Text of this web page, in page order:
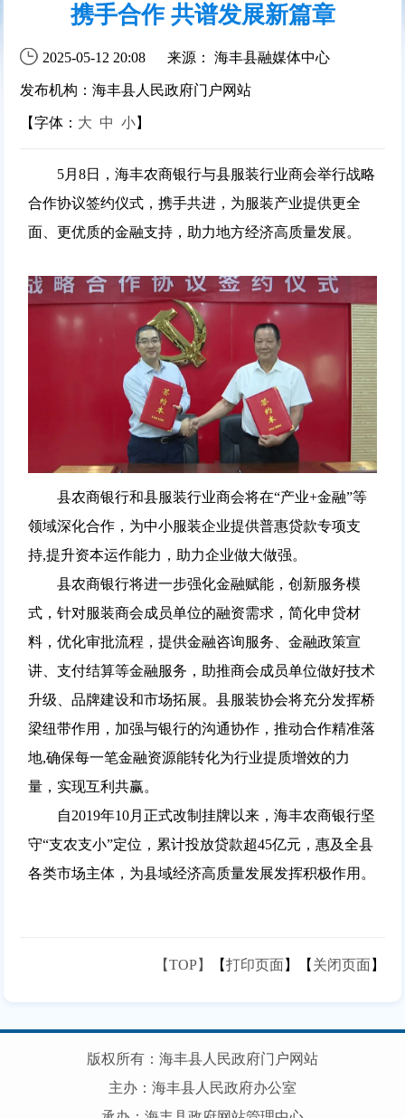
携手合作 共谱发展新篇章
2025-05-12 20:08 来源： 海丰县融媒体中心
发布机构：海丰县人民政府门户网站
【字体： 大 中 小】
5月8日，海丰农商银行与县服装行业商会举行战略
合作协议签约仪式，携手共进，为服装产业提供更全
面、更优质的金融支持，助力地方经济高质量发展。
县农商银行和县服装行业商会将在“产业+金融”等
领域深化合作，为中小服装企业提供普惠贷款专项支
持,提升资本运作能力，助力企业做大做强。
县农商银行将进一步强化金融赋能，创新服务模
式，针对服装商会成员单位的融资需求，简化申贷材
料，优化审批流程，提供金融咨询服务、金融政策宣
讲、支付结算等金融服务，助推商会成员单位做好技术
升级、品牌建设和市场拓展。县服装协会将充分发挥桥
梁纽带作用，加强与银行的沟通协作，推动合作精准落
地,确保每一笔金融资源能转化为行业提质增效的力
量，实现互利共赢。
自2019年10月正式改制挂牌以来，海丰农商银行坚
守“支农支小”定位，累计投放贷款超45亿元，惠及全县
各类市场主体，为县域经济高质量发展发挥积极作用。
【TOP】 【打印页面】【 关闭页面】
版权所有：海丰县人民政府门户网站
主办：海丰县人民政府办公室